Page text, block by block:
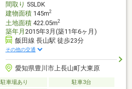
間取り 5SLDK
建物面積145m2
土地面積422.05m2
築年月 2015年3月(築11年6ヶ月)
飯田線 長山駅 徒歩23分
その他の交通
愛知県豊川市上長山町大東原
駐車場あり
駐車3台